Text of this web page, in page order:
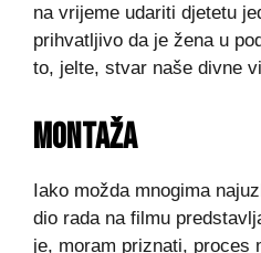
na vrijeme udariti djetetu
prihvatljivo da je žena u
to, jelte, stvar naše divne
MONTAŽA
Iako možda mnogima
dio rada na filmu
je, moram priznati, proces